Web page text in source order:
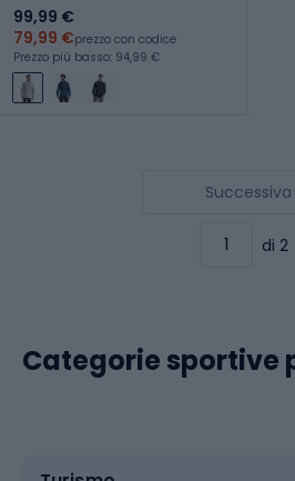
99,99 €
79,99 €prezzo con codice
Prezzo più basso: 94,99 €
Successiva
di 2
Categorie sportive